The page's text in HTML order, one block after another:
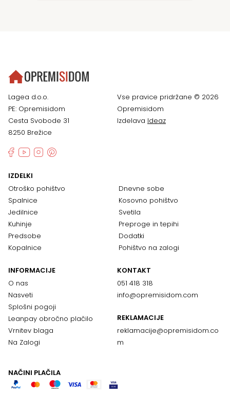
Lagea d.o.o.
PE: Opremisidom
Cesta Svobode 31
8250 Brežice
Vse pravice pridržane © 2026
Opremisidom
Izdelava Ideaz
IZDELKI
Otroško pohištvo
Spalnice
Jedilnice
Kuhinje
Predsobe
Kopalnice
Dnevne sobe
Kosovno pohištvo
Svetila
Preproge in tepihi
Dodatki
Pohištvo na zalogi
INFORMACIJE
O nas
Nasveti
Splošni pogoji
Leanpay obročno plačilo
Vrnitev blaga
Na Zalogi
KONTAKT
051 418 318
info@opremisidom.com
REKLAMACIJE
reklamacije@opremisidom.co
m
NAČINI PLAČILA